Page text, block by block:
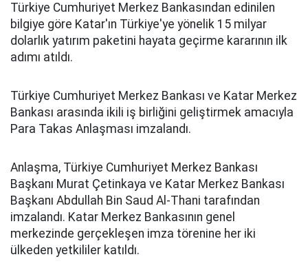
Türkiye Cumhuriyet Merkez Bankasından edinilen
bilgiye göre Katar'ın Türkiye'ye yönelik 15 milyar
dolarlık yatırım paketini hayata geçirme kararının ilk
adımı atıldı.
Türkiye Cumhuriyet Merkez Bankası ve Katar Merkez
Bankası arasında ikili iş birliğini geliştirmek amacıyla
Para Takas Anlaşması imzalandı.
Anlaşma, Türkiye Cumhuriyet Merkez Bankası
Başkanı Murat Çetinkaya ve Katar Merkez Bankası
Başkanı Abdullah Bin Saud Al-Thani tarafından
imzalandı. Katar Merkez Bankasının genel
merkezinde gerçekleşen imza törenine her iki
ülkeden yetkililer katıldı.